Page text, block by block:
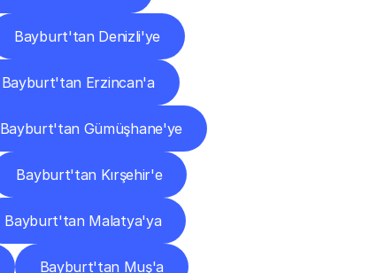
Bayburt'tan Denizli'ye
Bayburt'tan Erzincan'a
Bayburt'tan Gümüşhane'ye
Bayburt'tan Kırşehir'e
Bayburt'tan Malatya'ya
Bayburt'tan Muş'a